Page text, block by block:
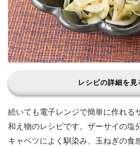
レシピの詳細を見
続いても電子レンジで簡単に作れる
和え物のレシピです。ザーサイの塩
キャベツによく馴染み、玉ねぎの食